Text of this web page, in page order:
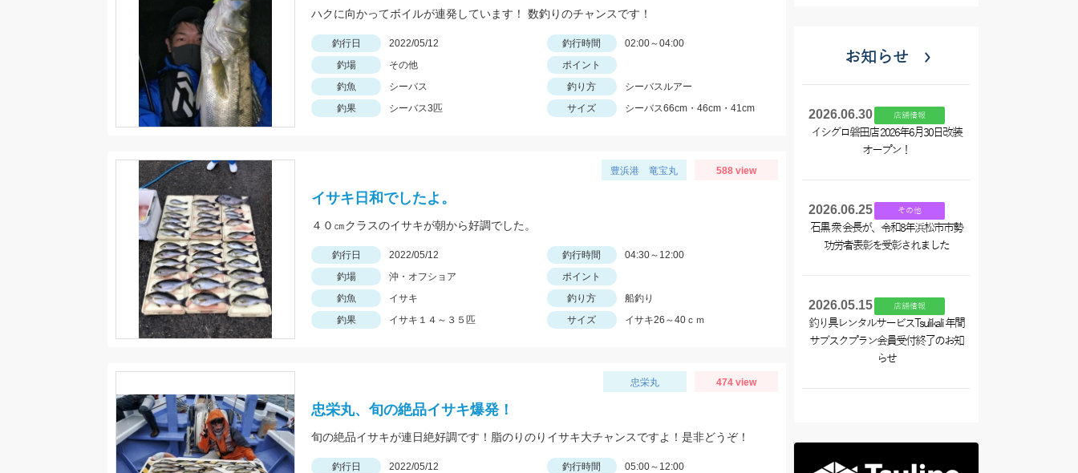
ハクに向かってボイルが連発しています！ 数釣りのチャンスです！
釣行日 2022/05/12 釣行時間
02:00～04:00
釣場
その他
ポイント
釣魚
シーバス 釣り方
シーバスルアー
釣果
シーバス3匹 サイズ シーバス66cm・46cm・41cm
豊浜港 竜宝丸 588 view
イサキ日和でしたよ。
４０㎝クラスのイサキが朝から好調でした。
釣行日 2022/05/12 釣行時間
04:30～12:00
釣場
沖・オフショア
ポイント
釣魚
イサキ 釣り方
船釣り
釣果
イサキ１４～３５匹 サイズ イサキ26～40ｃｍ
忠栄丸 474 view
忠栄丸、旬の絶品イサキ爆発！
旬の絶品イサキが連日絶好調です！脂のりのりイサキ大チャンスですよ！是非どうぞ！
釣行日 2022/05/12 釣行時間
05:00～12:00
お知らせ
2026.06.30 店舗情報
イシグロ磐田店 2026年6月30日改装
オープン！
2026.06.25 その他
石黒 衆 会長が、令和8年浜松市市勢
功労者表彰を受彰されました
2026.05.15 店舗情報
釣り具レンタルサービスTsulikali 年間
サブスクプラン会員受付終了のお知
らせ